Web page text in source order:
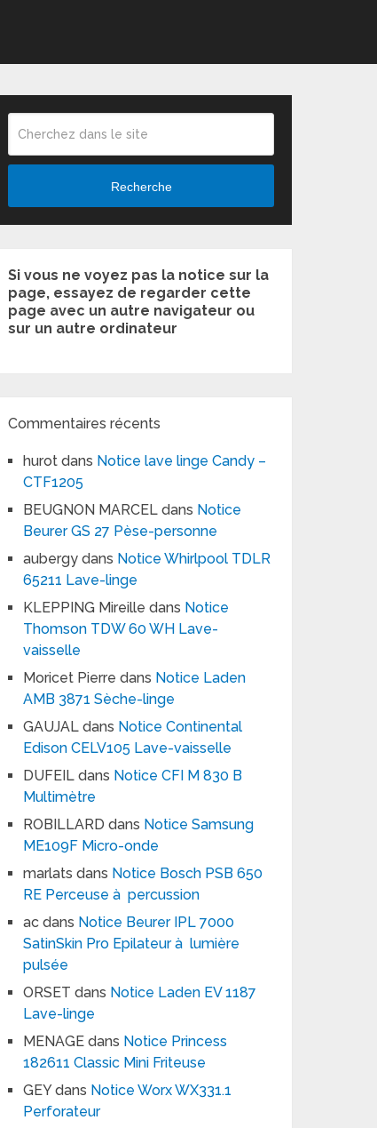
Recherche
Si vous ne voyez pas la notice sur la
page, essayez de regarder cette
page avec un autre navigateur ou
sur un autre ordinateur
Commentaires récents
hurot dans Notice lave linge Candy –
CTF1205
BEUGNON MARCEL dans Notice
Beurer GS 27 Pèse-personne
aubergy dans Notice Whirlpool TDLR
65211 Lave-linge
KLEPPING Mireille dans Notice
Thomson TDW 60 WH Lave-
vaisselle
Moricet Pierre dans Notice Laden
AMB 3871 Sèche-linge
GAUJAL dans Notice Continental
Edison CELV105 Lave-vaisselle
DUFEIL dans Notice CFI M 830 B
Multimètre
ROBILLARD dans Notice Samsung
ME109F Micro-onde
marlats dans Notice Bosch PSB 650
RE Perceuse à percussion
ac dans Notice Beurer IPL 7000
SatinSkin Pro Epilateur à lumière
pulsée
ORSET dans Notice Laden EV 1187
Lave-linge
MENAGE dans Notice Princess
182611 Classic Mini Friteuse
GEYdans Notice Worx WX331.1
Perforateur